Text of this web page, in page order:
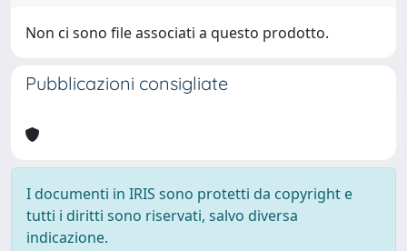
Non ci sono file associati a questo prodotto.
Pubblicazioni consigliate
I documenti in IRIS sono protetti da copyright e
tutti i diritti sono riservati, salvo diversa
indicazione.